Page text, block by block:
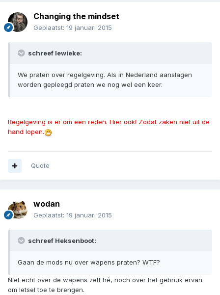
Changing the mindset
Geplaatst: 19 januari 2015
schreef lewieke:
We praten over regelgeving. Als in Nederland aanslagen
worden gepleegd praten we nog wel een keer.
Regelgeving is er om een reden. Hier ook! Zodat zaken niet uit de
hand lopen.
Quote
wodan
Geplaatst: 19 januari 2015
schreef Heksenboot:
Gaan de mods nu over wapens praten? WTF?
Niet echt over de wapens zelf hé, noch over het gebruik ervan
om letsel toe te brengen.